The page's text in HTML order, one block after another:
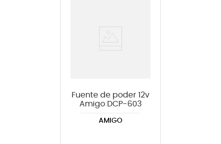
Fuente de poder 12v
Amigo DCP-603
AMIGO